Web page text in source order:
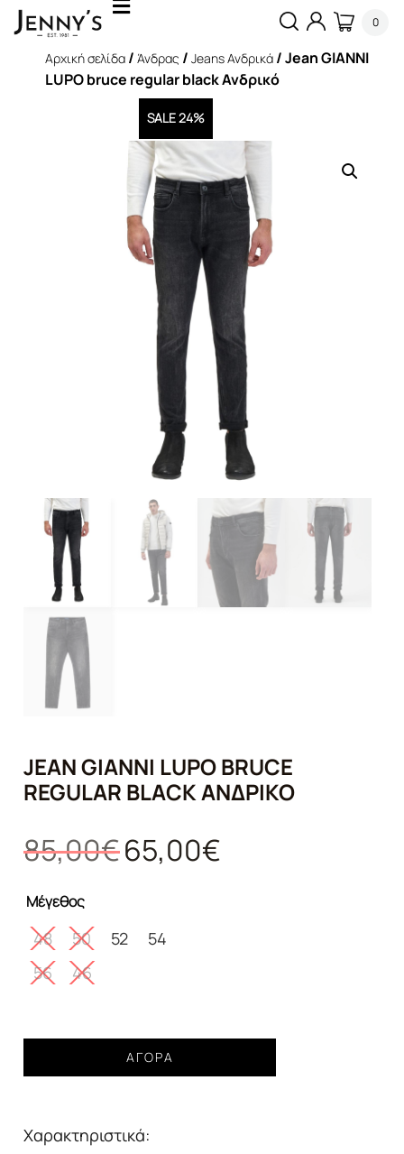
0
Αρχική σελίδα / Άνδρας / Jeans Ανδρικά / Jean GIANNI
LUPO bruce regular black Ανδρικό
SALE 24%
JEAN GIANNI LUPO BRUCE
REGULAR BLACK ΑΝΔΡΙΚΌ
85,00€ Original
price
65,00€
Μέγεθος
48 50 52
54
56
46
regular
ΑΓΟΡΆ
Χαρακτηριστικά: